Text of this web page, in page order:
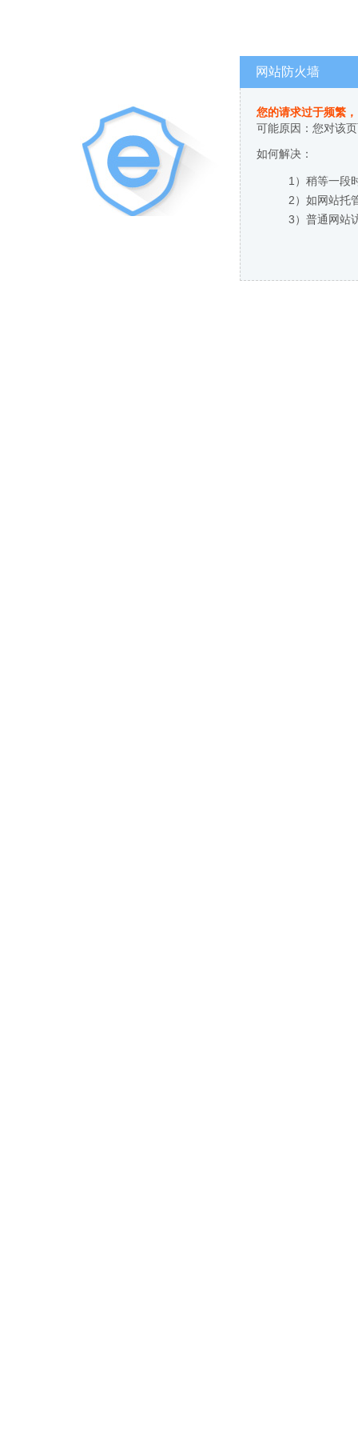
网站防火墙
您的请求过于频繁
可能原因：您对该
如何解决：
1）稍等一段
2）如网站托
3）普通网站